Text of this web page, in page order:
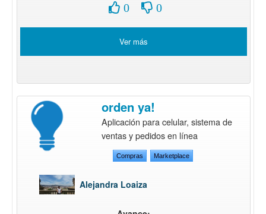
0 0
Ver más
orden ya!
Aplicación para celular, sistema de
ventas y pedidos en línea
Compras Marketplace
Alejandra Loaiza